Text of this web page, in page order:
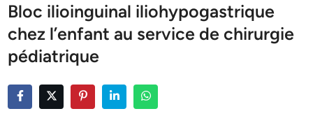
Bloc ilioinguinal iliohypogastrique
chez l’enfant au service de chirurgie
pédiatrique